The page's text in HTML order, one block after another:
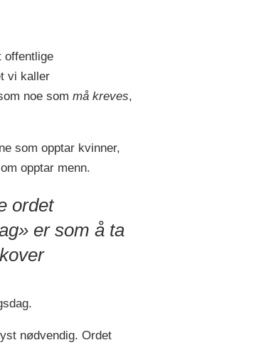
offentlige
vi kaller
noe som må kreves,
som opptar kvinner,
opptar menn.
ordet
er som å ta
nødvendig. Ordet